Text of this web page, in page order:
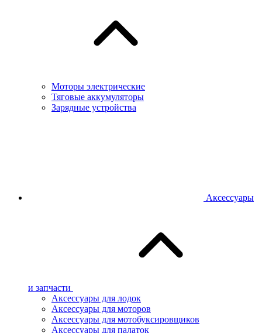
Моторы электрические
Тяговые аккумуляторы
Зарядные устройства
Аксессуары
и запчасти
Аксессуары для лодок
Аксессуары для моторов
Аксессуары для мотобуксировщиков
Аксессуары для палаток